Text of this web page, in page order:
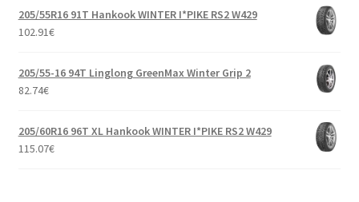
205/55R16 91T Hankook WINTER I*PIKE RS2 W429
102.91€
205/55-16 94T Linglong GreenMax Winter Grip 2
82.74€
205/60R16 96T XL Hankook WINTER I*PIKE RS2 W429
115.07€